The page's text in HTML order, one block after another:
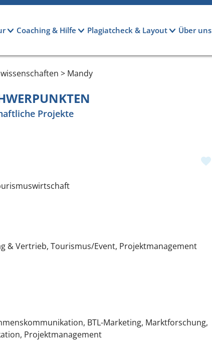
Coaching & Hilfe Plagiatcheck & Layout Über uns
> Mandy
Projekte
& Vertrieb, Tourismus/Event, Projektmanagement
BTL-Marketing, Marktforschung,
Projektmanagement